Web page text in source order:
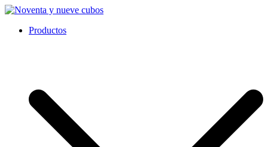
Ir
contenido
Noventa y nueve cubos
Productos